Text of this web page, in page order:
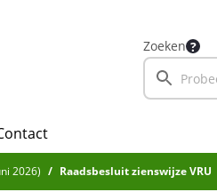
Zoeken
2026) Raadsbesluit zienswijze VRU